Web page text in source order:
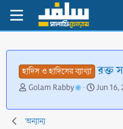
হাদিস ও হাদিসের ব্যাখ্যা রক্ত
T
r
e
Golam Rabby
S
a
Jun 16,
অন্যান্য